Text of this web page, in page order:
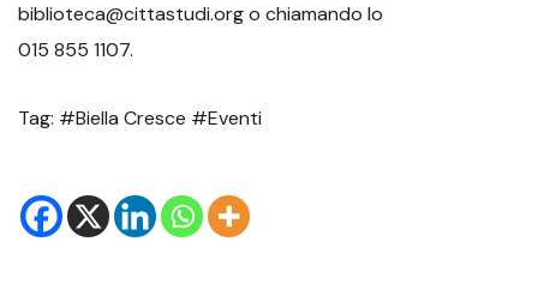
biblioteca@cittastudi.org o chiamando lo
015 855 1107.
Tag: #Biella Cresce #Eventi